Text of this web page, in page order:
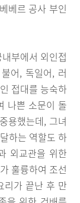
베르 공사 부인
부에서 외인접
어, 독일어, 러
접대를 능숙하
나쁜 소문이 돌
용했는데, 그녀
하는 역할도 하
외교관을 위한
훌륭하여 조선
리가 끝난 후 만